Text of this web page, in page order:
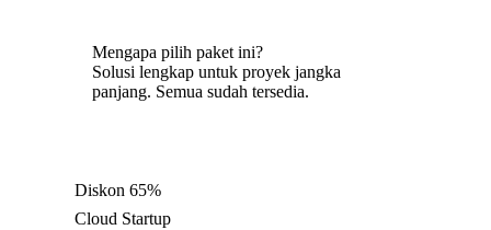
Mengapa pilih paket ini?
Solusi lengkap untuk proyek jangka
panjang. Semua sudah tersedia.
Diskon 65%
Cloud Startup